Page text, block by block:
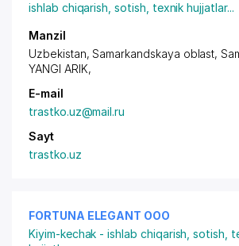
ishlab chiqarish, sotish, texnik hujjatlar...
Manzil
Uzbekistan, Samarkandskaya oblast,
YANGI ARIK,
E-mail
trastko.uz@mail.ru
Sayt
trastko.uz
FORTUNA ELEGANT ООО
Kiyim-kechak - ishlab chiqarish, sotish,